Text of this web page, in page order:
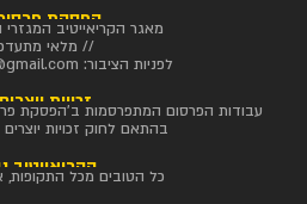
הפסקת
מאגר הקריאייטיב
// מלאי
לפניות הציבור:
זכויות יוצרים
עבודות הפרסום המתפרסמות ב'הפסקת
בהתאם לחוק זכויות יוצרים
הקריאייטיב
כל הטובים מכל התקופות,